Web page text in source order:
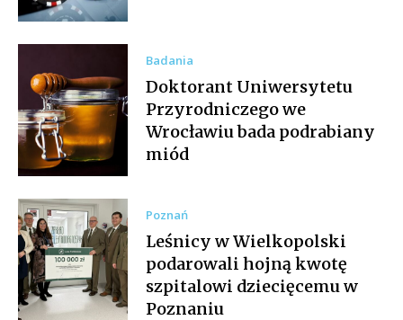
Badania
Doktorant Uniwersytetu
Przyrodniczego we
Wrocławiu bada podrabiany
miód
Poznań
Leśnicy w Wielkopolski
podarowali hojną kwotę
szpitalowi dziecięcemu w
Poznaniu